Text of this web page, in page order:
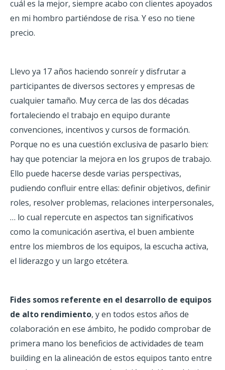
cuál es la mejor, siempre acabo con clientes apoyados
en mi hombro partiéndose de risa. Y eso no tiene
precio.
Llevo ya 17 años haciendo sonreír y disfrutar a
participantes de diversos sectores y empresas de
cualquier tamaño. Muy cerca de las dos décadas
fortaleciendo el trabajo en equipo durante
convenciones, incentivos y cursos de formación.
Porque no es una cuestión exclusiva de pasarlo bien:
hay que potenciar la mejora en los grupos de trabajo.
Ello puede hacerse desde varias perspectivas,
pudiendo confluir entre ellas: definir objetivos, definir
roles, resolver problemas, relaciones interpersonales,
… lo cual repercute en aspectos tan significativos
como la comunicación asertiva, el buen ambiente
entre los miembros de los equipos, la escucha activa,
el liderazgo y un largo etcétera.
Fides somos referente en el desarrollo de equipos
de alto rendimiento, y en todos estos años de
colaboración en ese ámbito, he podido comprobar de
primera mano los beneficios de actividades de team
building en la alineación de estos equipos tanto entre